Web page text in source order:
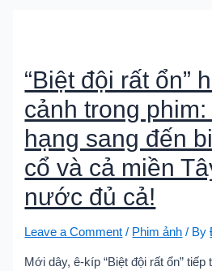
“Biệt đội rất ổn”
cảnh trong
hạng sang đến
cổ và cả miền
nước đủ cả!
Leave a Comment / Phim ảnh / By
Mới dây, ê-kíp “Biệt đội rất ổn”